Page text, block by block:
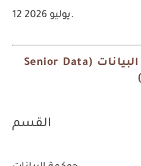
12 يوليو 2026.
6. محلل أول حوكمة البيانات (Senior Data
القسم